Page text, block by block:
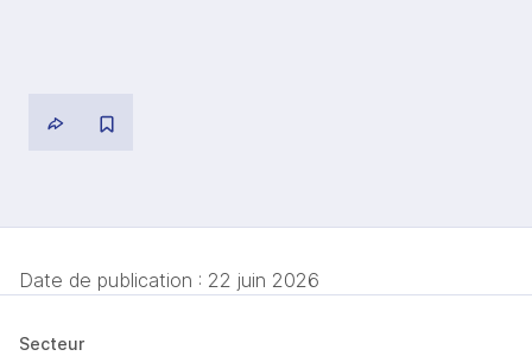
Date de publication : 22 juin 2026
Secteur